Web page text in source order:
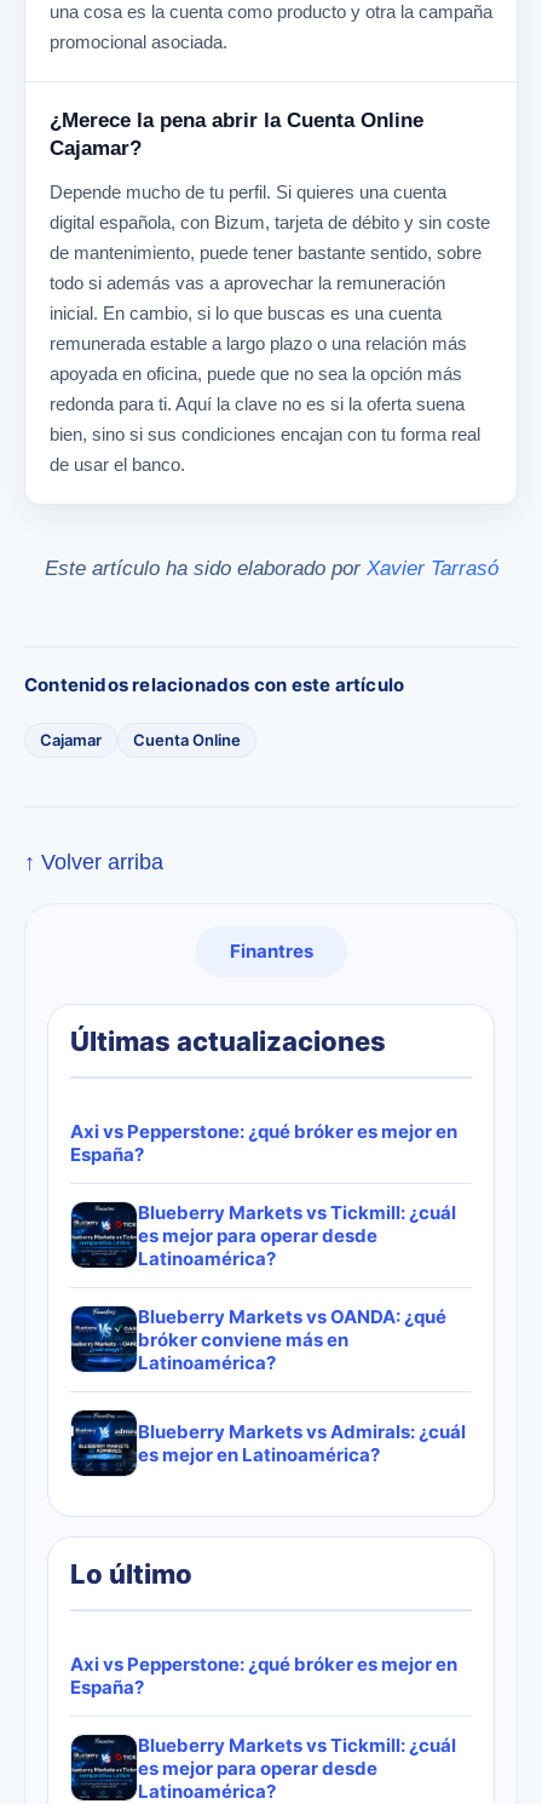
una cosa es la cuenta como producto y otra la campaña
promocional asociada.
¿Merece la pena abrir la Cuenta Online
Cajamar?
Depende mucho de tu perfil. Si quieres una cuenta
digital española, con Bizum, tarjeta de débito y sin coste
de mantenimiento, puede tener bastante sentido, sobre
todo si además vas a aprovechar la remuneración
inicial. En cambio, si lo que buscas es una cuenta
remunerada estable a largo plazo o una relación más
apoyada en oficina, puede que no sea la opción más
redonda para ti. Aquí la clave no es si la oferta suena
bien, sino si sus condiciones encajan con tu forma real
de usar el banco.
Este artículo ha sido elaborado por Xavier Tarrasó
Contenidos relacionados con este artículo
Cajamar Cuenta Online
↑ Volver arriba
Finantres
Últimas actualizaciones
Axi vs Pepperstone: ¿qué bróker es mejor en
España?
Blueberry Markets vs Tickmill: ¿cuál
es mejor para operar desde
Latinoamérica?
Blueberry Markets vs OANDA: ¿qué
bróker conviene más en
Latinoamérica?
Blueberry Markets vs Admirals: ¿cuál
es mejor en Latinoamérica?
Lo último
Axi vs Pepperstone: ¿qué bróker es mejor en
España?
Blueberry Markets vs Tickmill: ¿cuál
es mejor para operar desde
Latinoamérica?